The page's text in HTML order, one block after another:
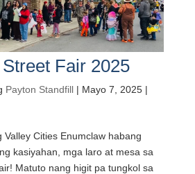
Fair 2025
Payton Standfill| Mayo 7, 2025|
Valley Cities Enumclaw habang
kasiyahan, mga laro at mesa sa
Matuto nang higit pa tungkol sa